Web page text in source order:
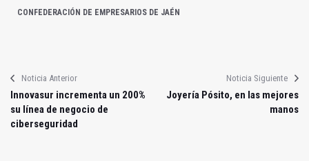
CONFEDERACIÓN DE EMPRESARIOS DE JAÉN
Noticia Anterior
Innovasur incrementa un 200%
su línea de negocio de
ciberseguridad
Noticia Siguiente
Joyería Pósito, en las mejores
manos